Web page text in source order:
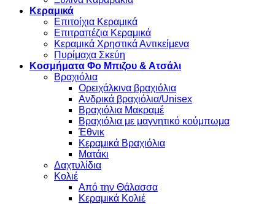
Κεραμικά
Επιτοίχια Κεραμικά
Επιτραπέζια Κεραμικά
Κεραμικά Χρηστικά Αντικείμενα
Πυρίμαχα Σκεύη
Κοσμήματα Φο Μπιζου & Ατσάλι
Βραχιόλια
Oρειχάλκινα βραχιόλια
Ανδρικά βραχιόλια/Unisex
Βραχιόλια Μακραμέ
Βραχιόλια με μαγνητικό κούμπωμα
Έθνικ
Κεραμικά Βραχιόλια
Ματάκι
Δαχτυλίδια
Κολιέ
Από την Θάλασσα
Κεραμικά Κολιέ